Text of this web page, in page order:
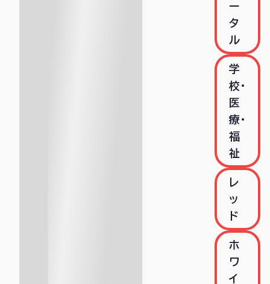
ー
タ
ル
学
校・
医
療・
福
祉
レ
ッ
ド
ホ
ワ
イ